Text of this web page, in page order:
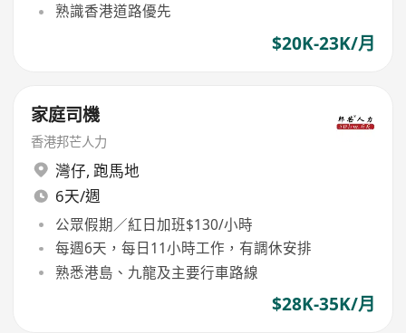
熟識香港道路優先
$20K-23K/月
家庭司機
香港邦芒人力
灣仔, 跑馬地
6天/週
公眾假期／紅日加班$130/小時
每週6天，每日11小時工作，有調休安排
熟悉港島、九龍及主要行車路線
$28K-35K/月